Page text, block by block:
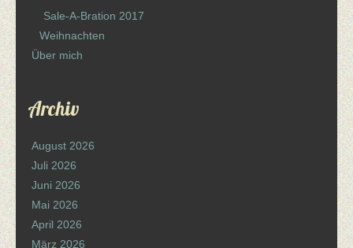
Sale-A-Bration 2017
Weihnachten
Über mich
Archiv
August 2026
Juli 2026
Juni 2026
Mai 2026
April 2026
März 2026